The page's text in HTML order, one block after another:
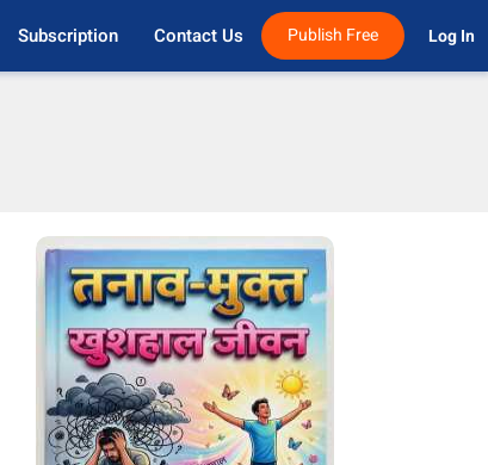
Subscription Contact Us Publish Free Log In